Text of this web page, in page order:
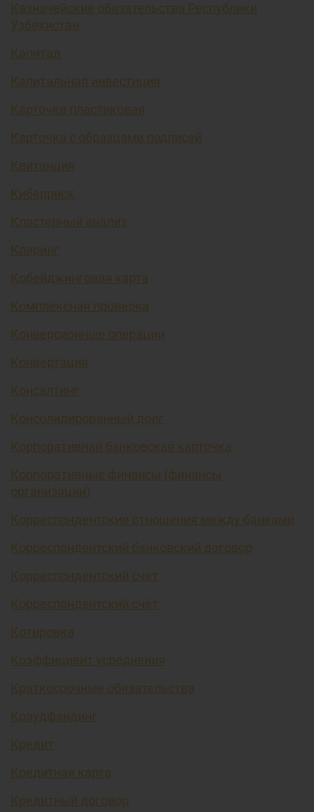
Казначейские обязательства Республики
Узбекистан
Капитал
Капитальная инвестиция
Карточка пластиковая
Карточка с образцами подписей
Квитанция
Киберриск
Кластерный анализ
Клиринг
Кобейджинговая карта
Комплексная проверка
Конверсионные операции
Конвертация
Консалтинг
Консолидированный долг
Корпоративная банковская карточка
Корпоративные финансы (финансы
организации)
Корреспондентские отношения между банками
Корреспондентский банковский договор
Корреспондентский счет
Корреспондентский счёт
Котировка
Коэффициент усреднения
Краткосрочные обязательства
Краудфандинг
Кредит
Кредитная карта
Кредитный договор